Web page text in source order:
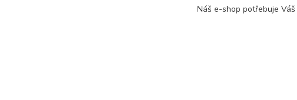
Náš e-shop potřebuje Váš